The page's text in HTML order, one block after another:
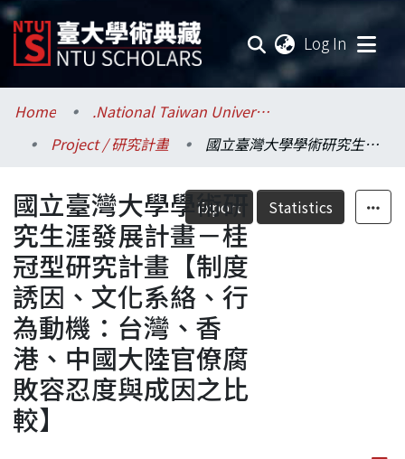
Log In
Communities & Collections
Research Outputs
Fundings & Projects
Researchers
Organizations
Statistics
Home
.National Taiwan University / 國立臺灣大學
Project / 研究計畫
國立臺灣大學學術研究生涯發展計畫－桂冠型研究計畫【制度誘因、文化系絡、行為動機：台灣、香港、中國大陸官僚腐敗容忍度與成因之比較】
Export Statistics
國立臺灣大學學術研
究生涯發展計畫－桂
冠型研究計畫【制度
誘因、文化系絡、行
為動機：台灣、香
港、中國大陸官僚腐
敗容忍度與成因之比
較】